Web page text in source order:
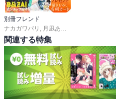
別冊フレンド
ナカガワパリ , 月凪あやせ
関連する特集